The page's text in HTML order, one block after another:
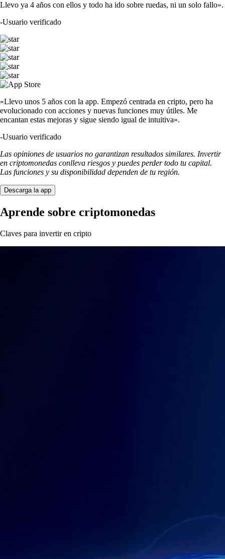
Llevo ya 4 años con ellos y todo ha ido sobre ruedas, ni un solo fallo».
-Usuario verificado
«Llevo unos 5 años con la app. Empezó centrada en cripto, pero ha
evolucionado con acciones y nuevas funciones muy útiles. Me
encantan estas mejoras y sigue siendo igual de intuitiva».
-Usuario verificado
Las opiniones de usuarios no garantizan resultados similares. Invertir
en criptomonedas conlleva riesgos y puedes perder todo tu capital.
Las funciones y su disponibilidad dependen de tu región.
Descarga la app
Aprende sobre criptomonedas
Claves para invertir en cripto